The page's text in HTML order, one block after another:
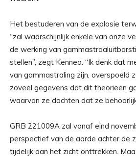
Het bestuderen van de explosie
“zal waarschijnlijk enkele van onze
de werking van
stellen”, zegt Kennea. “Ik denk dat
van gammastraling zijn, overspoeld
zoveel gegevens dat dit theorieën
waarvan ze dachten dat ze
GRB 221009A zal vanaf eind
perspectief van de aarde achter de
tijdelijk aan het zicht onttrekken.